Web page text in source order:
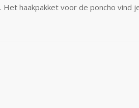
. Het haakpakket voor de poncho vind